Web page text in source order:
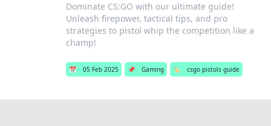
Dominate CS:GO with our ultimate guide!
Unleash firepower, tactical tips, and pro
strategies to pistol whip the competition like a
champ!
📅 05 Feb 2025 📌 Gaming 🏷️ csgo pistols guide